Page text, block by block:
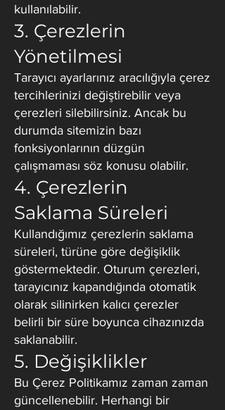
kullanılabilir.
3. Çerezlerin
Yönetilmesi
Tarayıcı ayarlarınız aracılığıyla çerez
tercihlerinizi değiştirebilir veya
çerezleri silebilirsiniz. Ancak bu
durumda sitemizin bazı
fonksiyonlarının düzgün
çalışmaması söz konusu olabilir.
4. Çerezlerin
Saklama Süreleri
Kullandığımız çerezlerin saklama
süreleri, türüne göre değişiklik
göstermektedir. Oturum çerezleri,
tarayıcınız kapandığında otomatik
olarak silinirken kalıcı çerezler
belirli bir süre boyunca cihazınızda
saklanabilir.
5. Değişiklikler
Bu Çerez Politikamız zaman zaman
güncellenebilir. Herhangi bir